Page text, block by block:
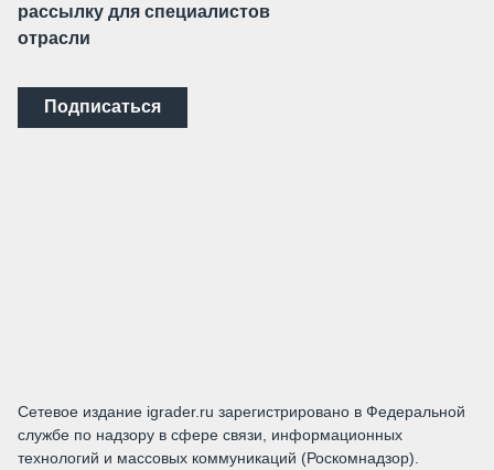
рассылку для специалистов
отрасли
Подписаться
Сетевое издание igrader.ru зарегистрировано в Федеральной
службе по надзору в сфере связи, информационных
технологий и массовых коммуникаций (Роскомнадзор).